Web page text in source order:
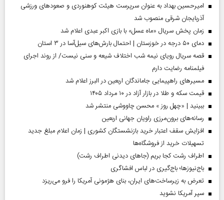
امیرحسین بهداد به عنوان سرپرست هیئت کوهنوردی و صعودهای ورزشی
آذربایجان شرقی منصوب شد
زمان پخش سریال «ماه عسل» با بازی اکبر عبدی اعلام شد
دمای ۵۰ درجه در خوزستان | احتمال بارش‌های سیل‌آسا در ۳ استان
قصه سریال رویای نیمه شب اختلاف شیعه و سنی نیست/ از روند اجرای
فیلمنامه رضایت دارم
مسیر‌های راهپیمایی جاماندگان اربعین در البرز اعلام شد
قیمت سکه و طلا در بازار آزاد در ۱۰ مرداد ۱۴۰۵
ببینید | «چهل روز » محسن چاووشی منتشر شد
رسانه‌های برون‌مرزی راویان جهانی اربعین
افزایش سقف اعتبار خرید بازنشستگان کشوری | زمان اعلام مبلغ جدید
تسهیلات خرید از فروشگاه‌ها
اطراف رشت کجا بریم (جاهای دیدنی اطراف رشت)
باج‌نیوزها؛ باج‌گیری در لباس افشاگری
تعرض به زیرساخت‌های ایران، بنای هژمونی آمریکا را فرو می‌ریزد
سپر آمریکا نشوید